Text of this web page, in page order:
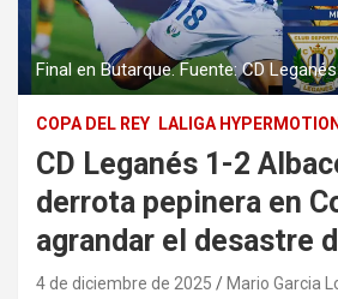
Final en Butarque. Fuente: CD
COPA DEL REY LALIGA HYPERMOTION
CD Leganés 1-2
derrota pepinera en
agrandar el desastre
4 de diciembre de 2025
Mario Garcia